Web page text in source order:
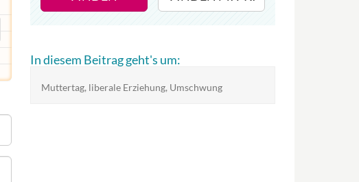
In diesem Beitrag geht's um:
Muttertag, liberale Erziehung, Umschwung